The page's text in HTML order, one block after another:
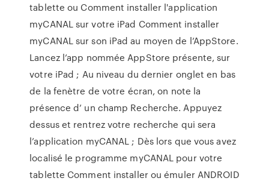
tablette ou Comment installer l'application
myCANAL sur votre iPad Comment installer
myCANAL sur son iPad au moyen de l’AppStore.
Lancez l’app nommée AppStore présente, sur
votre iPad ; Au niveau du dernier onglet en bas
de la fenètre de votre écran, on note la
présence d’ un champ Recherche. Appuyez
dessus et rentrez votre recherche qui sera
l’application myCANAL ; Dès lors que vous avez
localisé le programme myCANAL pour votre
tablette Comment installer ou émuler ANDROID